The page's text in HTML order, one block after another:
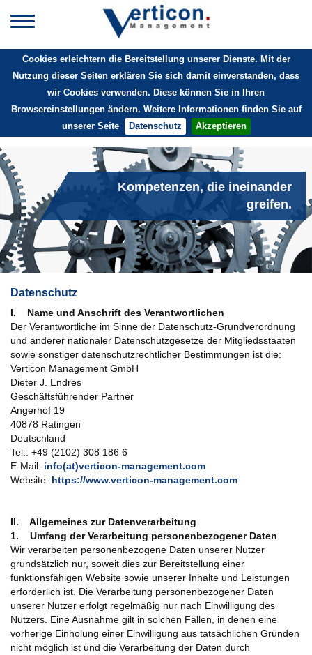
Cookies erleichtern die Bereitstellung unserer Dienste. Mit der
Nutzung dieser Seiten erklären Sie sich damit einverstanden, dass
wir Cookies verwenden. Diese können Sie in Ihren
Browsereinstellungen ändern. Weitere Informationen finden Sie auf
unserer Seite
Datenschutz Akzeptieren
Kompetenzen, die ineinander
greifen.
Datenschutz
I. Name und Anschrift des Verantwortlichen
Der Verantwortliche im Sinne der Datenschutz-Grundverordnung
und anderer nationaler Datenschutzgesetze der Mitgliedsstaaten
sowie sonstiger datenschutzrechtlicher Bestimmungen ist die:
Verticon Management GmbH
Dieter J. Endres
Geschäftsführender Partner
Angerhof 19
40878 Ratingen
Deutschland
Tel.: +49 (2102) 308 186 6
E-Mail: info(at)verticon-management.com
Website: https://www.verticon-management.com
II. Allgemeines zur Datenverarbeitung
1. Umfang der Verarbeitung personenbezogener Daten
Wir verarbeiten personenbezogene Daten unserer Nutzer
grundsätzlich nur, soweit dies zur Bereitstellung einer
funktionsfähigen Website sowie unserer Inhalte und Leistungen
erforderlich ist. Die Verarbeitung personenbezogener Daten
unserer Nutzer erfolgt regelmäßig nur nach Einwilligung des
Nutzers. Eine Ausnahme gilt in solchen Fällen, in denen eine
vorherige Einholung einer Einwilligung aus tatsächlichen Gründen
nicht möglich ist und die Verarbeitung der Daten durch